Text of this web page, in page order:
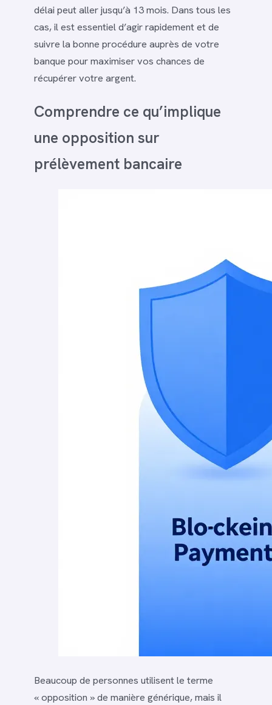
délai peut aller jusqu’à 13 mois. Dans tous les
cas, il est essentiel d’agir rapidement et de
suivre la bonne procédure auprès de votre
banque pour maximiser vos chances de
récupérer votre argent.
Comprendre ce qu’implique
une opposition sur
prélèvement bancaire
Beaucoup de personnes utilisent le terme
« opposition » de manière générique, mais il